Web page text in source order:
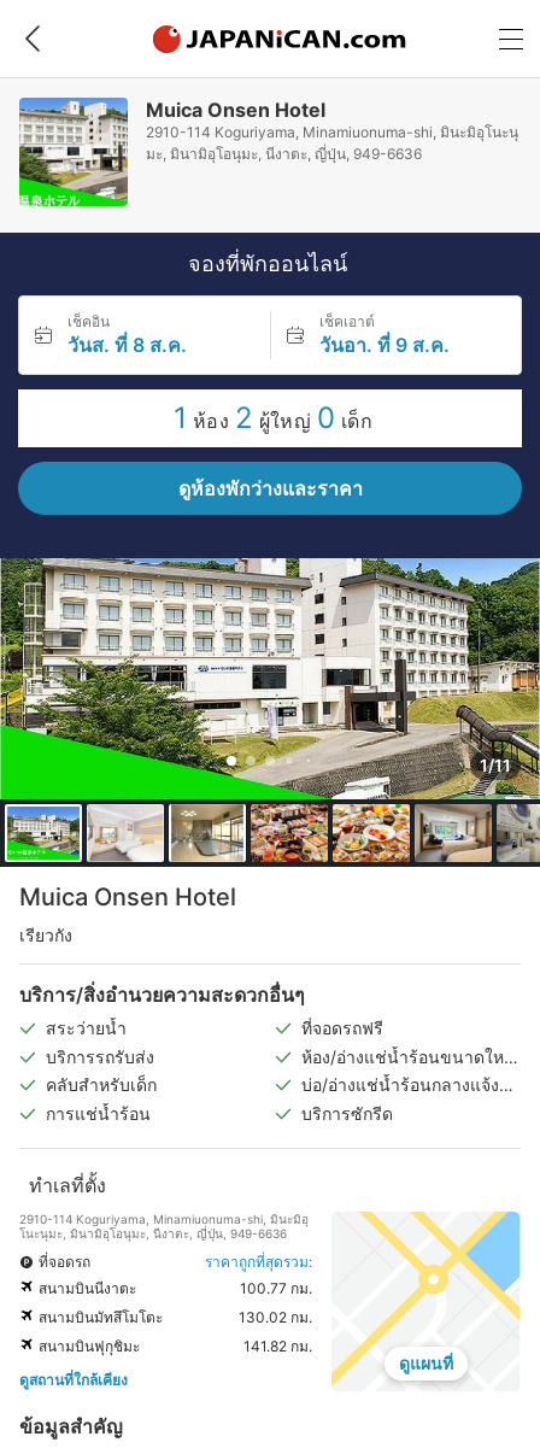
Muica Onsen Hotel
2910-114 Koguriyama, Minamiuonuma-shi, มินะมิอุโนะนุ
มะ, มินามิอุโอนุมะ, นีงาตะ, ญี่ปุ่น, 949-6636
จองที่พักออนไลน์
เช็คอิน
วันส. ที่ 8 ส.ค.
เช็คเอาต์
วันอา. ที่ 9 ส.ค.
1 ห้อง 2 ผู้ใหญ่ 0 เด็ก
ดูห้องพักว่างและราคา
1/11
Muica Onsen Hotel
เรียวกัง
บริการ/สิ่งอำนวยความสะดวกอื่นๆ
สระว่ายน้ำ
ที่จอดรถฟรี
บริการรถรับส่ง
ห้อง/อ่างแช่น้ำร้อนขนาดใหญ่
ในร่ม
คลับสำหรับเด็ก
บ่อ/อ่างแช่น้ำร้อนกลางแจ้ง
(แยกชายหญิง)
การแช่น้ำร้อน บริการซักรีด
ทำเลที่ตั้ง
2910-114 Koguriyama, Minamiuonuma-shi, มินะมิอุ
โนะนุมะ, มินามิอุโอนุมะ, นีงาตะ, ญี่ปุ่น, 949-6636
ที่จอดรถ
ราคาถูกที่สุดรวม:
สนามบินนีงาตะ
100.77 กม.
สนามบินมัทสึโมโตะ
130.02 กม.
สนามบินฟุกุชิมะ
141.82 กม.
ดูสถานที่ใกล้เคียง
ดูแผนที่
ข้อมูลสำคัญ